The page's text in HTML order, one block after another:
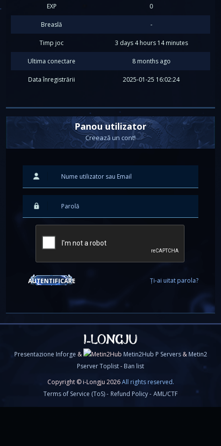
Panou utilizator
Creează un cont!
AUTENTIFICARE Ți-ai uitat parola?
EXP 0
Breaslă -
Timp joc 3 days 4 hours 14 minutes
Ultima conectare 8 months ago
Data înregistrării 2025-01-25 16:02:24
Copyright © i-Longju 2026All rights reserved.
Terms of Service (ToS) - Refund Policy - AML/CTF
Presentazione Inforge & Metin2Hub P Servers & Metin2
Pserver Toplist- Ban list